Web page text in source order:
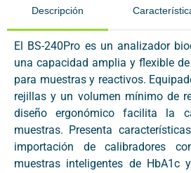
Descripción
El BS-240Pro es un analizador
una capacidad amplia y flexible
para muestras y reactivos.
rejillas y un volumen mínimo de
diseño ergonómico facilita la
muestras. Presenta
importación de calibradores
muestras inteligentes de HbA1c